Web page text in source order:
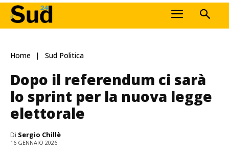
Home Sud Politica
Dopo il referendum ci sarà
lo sprint per la nuova legge
elettorale
Di Sergio Chillè
16 GENNAIO 2026